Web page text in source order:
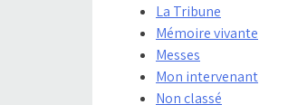
La Tribune
Mémoire vivante
Messes
Mon intervenant
Non classé